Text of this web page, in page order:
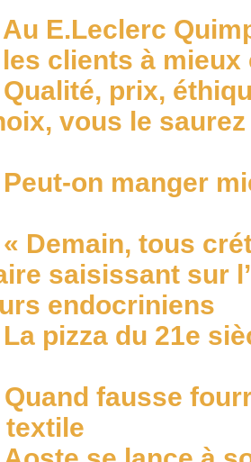
Au E.Leclerc
clients à
Qualité, prix,
vous le
Peut-on manger
« Demain, tous
saisissant sur
endocriniens
La pizza du 21e
Quand fausse
textile